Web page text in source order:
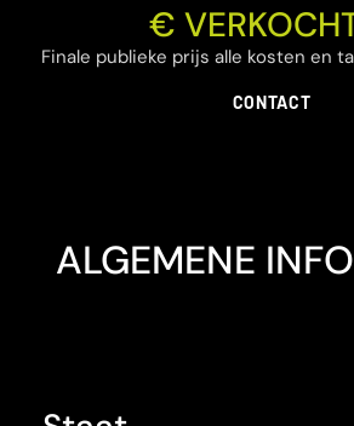
€
Finale publieke prijs alle kosten en
CONTACT
ALGEMENE